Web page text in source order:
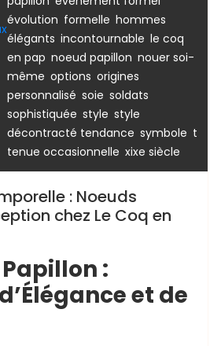
évolution formelle hommes
élégants incontournable le coq
en pap noeud papillon nouer soi-
même options origines
personnalisé soie soldats
sophistiquée style style
décontracté tendance symbole t
tenue occasionnelle xixe siècle
: Noeuds
chez Le Coq en
:
et de